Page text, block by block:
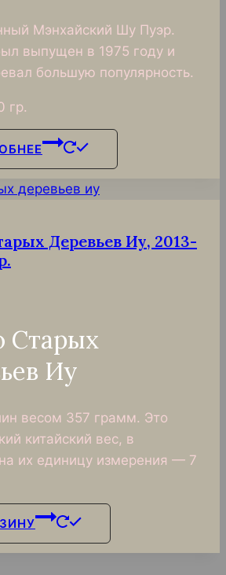
Мэнхайский Шу Пуэр.
выпущен в 1975 году и
большую популярность.
гр.
Деревьев Иу, 2013-
Старых
Иу
весом 357 грамм. Это
китайский вес, в
их единицу измерения — 7